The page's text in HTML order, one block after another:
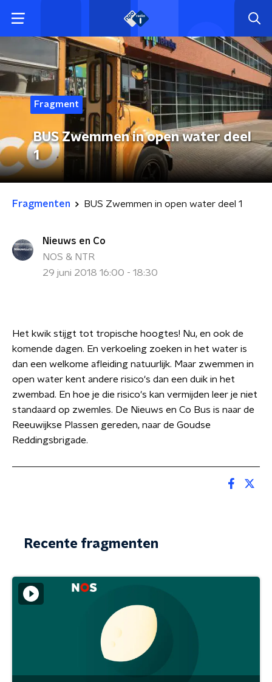
Fragment
BUS Zwemmen in open water deel
1
Fragmenten BUS Zwemmen in open water deel 1
Nieuws en Co
NOS & NTR
29 juni 2018 16:00 - 18:30
Het kwik stijgt tot tropische hoogtes! Nu, en ook de
komende dagen. En verkoeling zoeken in het water is
dan een welkome afleiding natuurlijk. Maar zwemmen in
open water kent andere risico's dan een duik in het
zwembad. En hoe je die risico's kan vermijden leer je niet
standaard op zwemles. De Nieuws en Co Bus is naar de
Reeuwijkse Plassen gereden, naar de Goudse
Reddingsbrigade.
Recente fragmenten